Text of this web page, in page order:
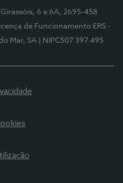
Girassóis, 6 e 6A, 2695-458
de Funcionamento ERS -
Mar, SA | NIPC507 397 495